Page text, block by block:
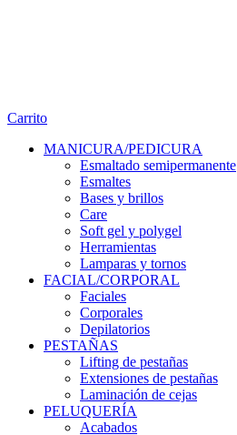
Carrito
MANICURA/PEDICURA
Esmaltado semipermanente
Esmaltes
Bases y brillos
Care
Soft gel y polygel
Herramientas
Lamparas y tornos
FACIAL/CORPORAL
Faciales
Corporales
Depilatorios
PESTAÑAS
Lifting de pestañas
Extensiones de pestañas
Laminación de cejas
PELUQUERÍA
Acabados